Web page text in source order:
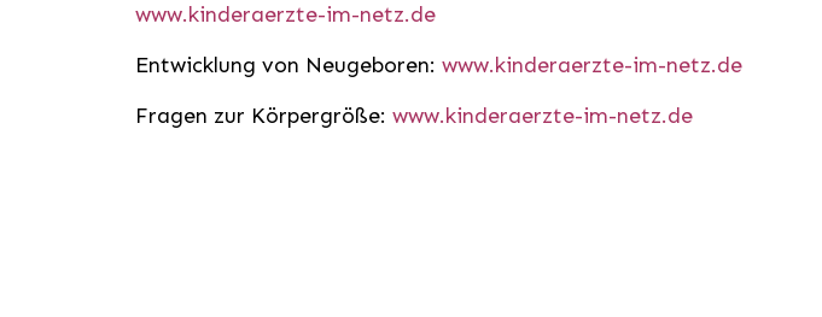
www.kinderaerzte-im-netz.de
Entwicklung von Neugeboren: www.kinderaerzte-im-netz.de
Fragen zur Körpergröße: www.kinderaerzte-im-netz.de